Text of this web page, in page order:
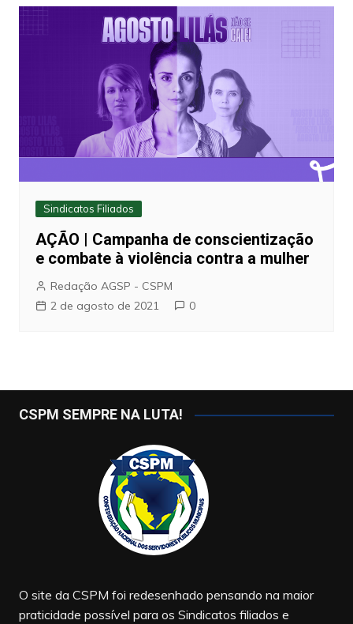
Sindicatos Filiados
AÇÃO | Campanha de conscientização
e combate à violência contra a mulher
Redação AGSP - CSPM
2 de agosto de 2021
0
CSPM SEMPRE NA LUTA!
O site da CSPM foi redesenhado pensando na maior
praticidade possível para os Sindicatos filiados e